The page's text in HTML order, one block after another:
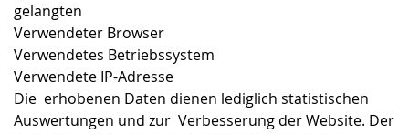
gelangten
Verwendeter Browser
Verwendetes Betriebssystem
Verwendete IP-Adresse
Die erhobenen Daten dienen lediglich statistischen
Auswertungen und zur Verbesserung der Website. Der